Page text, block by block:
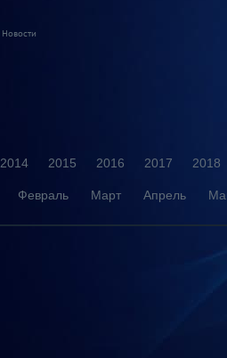
Новости
2014 2015 2016 2017 2018
Февраль Март Апрель